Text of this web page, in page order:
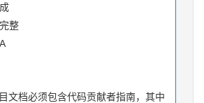
整
文档必须包含代码贡献者指南，其中